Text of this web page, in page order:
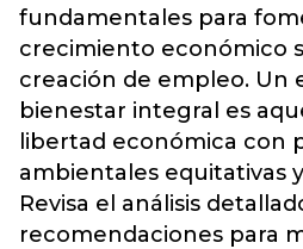
fundamentales para
crecimiento económico
creación de empleo. Un
bienestar integral es
libertad económica con
ambientales equitativas
Revisa el análisis
recomendaciones para